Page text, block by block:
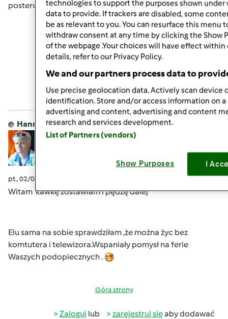
posterunku
Góra strony
komentarze
Hanna Gręda Dołączył : 24.08.2012
pt., 02/05/2016 - 08:09
#4
Witam kawkę zostawiam i pędzę dalej
Elu sama na sobie sprawdziłam ,że można życ bez
komtutera i telewizora.Wspaniały pomysł na ferie
Waszych podopiecznych .
Góra strony
Zaloguj lub zarejestruj sięaby dodawać
technologies to support the purposes shown under
data to provide. If trackers are disabled, some
be as relevant to you. You can resurface this menu
withdraw consent at any time by clicking the Show
of the webpage .Your choices will have effect within
details, refer to our Privacy Policy.
We and our partners process data to
Use precise geolocation data. Actively scan device
identification. Store and/or access information on a
advertising and content, advertising and content
research and services development.
List of Partners (vendors)
Show Purposes I